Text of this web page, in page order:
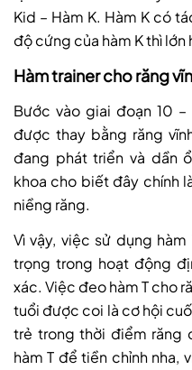
Kid – Hàm K. Hàm K có
độ cứng của hàm K thì lớn
Hàm trainer cho răng
Bước vào giai đoạn 10
được thay bằng răng
đang phát triển và dần
khoa cho biết đây chính
niềng răng.
Vì vậy, việc sử dụng
trọng trong hoạt động
xác. Việc đeo hàm T cho
tuổi được coi là cơ hội
trẻ trong thời điểm răng
hàm T để tiền chỉnh nha,